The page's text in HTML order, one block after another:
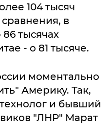
104 тысяч
в
тысячах
- о 81 тысяче.
моментально
Америку. Так,
и бывший
"ЛНР" Марат